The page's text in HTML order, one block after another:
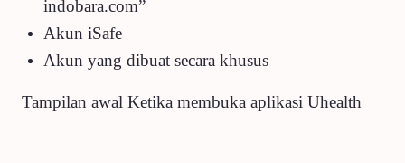
indobara.com”
Akun iSafe
Akun yang dibuat secara khusus
Tampilan awal Ketika membuka aplikasi Uhealth